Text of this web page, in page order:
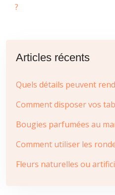
?
Articles récents
Quels détails peuvent
Comment disposer vos
Bougies parfumées au
Comment utiliser les
Fleurs naturelles ou